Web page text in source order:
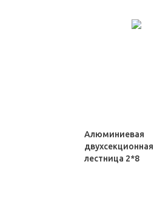
Алюминиевая
двухсекционная
лестница 2*8